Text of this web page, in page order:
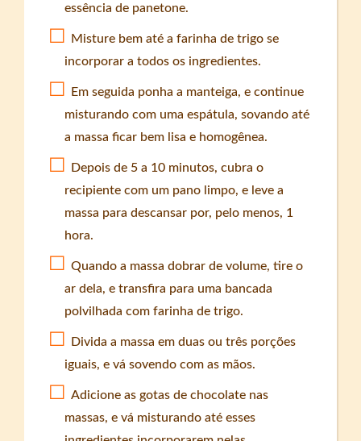
essência de panetone.
Misture bem até a farinha de trigo se
incorporar a todos os ingredientes.
Em seguida ponha a manteiga, e continue
misturando com uma espátula, sovando até
a massa ficar bem lisa e homogênea.
Depois de 5 a 10 minutos, cubra o
recipiente com um pano limpo, e leve a
massa para descansar por, pelo menos, 1
hora.
Quando a massa dobrar de volume, tire o
ar dela, e transfira para uma bancada
polvilhada com farinha de trigo.
Divida a massa em duas ou três porções
iguais, e vá sovendo com as mãos.
Adicione as gotas de chocolate nas
massas, e vá misturando até esses